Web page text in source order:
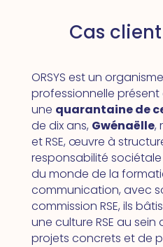
Cas client
ORSYS est un
professionnelle présent
une quarantaine de
de dix ans, Gwénaëlle,
et RSE, œuvre à
responsabilité sociétale
du monde de la
communication, avec
commission RSE, ils
une culture RSE au
projets concrets et de